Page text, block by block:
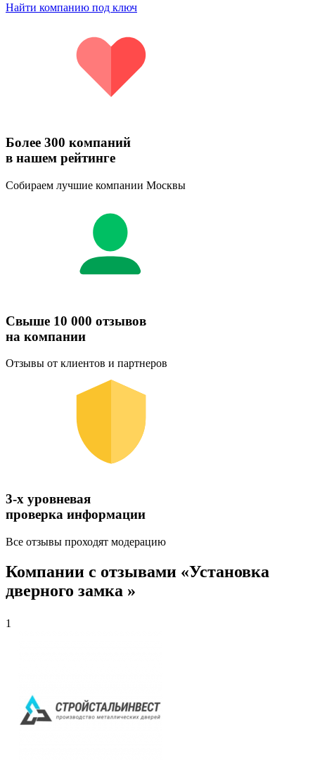
Найти компанию под ключ
Более 300 компаний
в нашем рейтинге
Собираем лучшие компании Москвы
Свыше 10 000 отзывов
на компании
Отзывы от клиентов и партнеров
3-х уровневая
проверка информации
Все отзывы проходят модерацию
Компании с отзывами «Установка
дверного замка »
1